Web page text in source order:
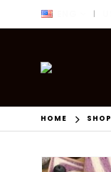
|
HOME SHOP